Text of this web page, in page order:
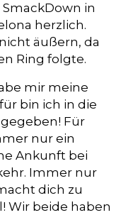
in
herzlich.
äußern, da
Ring folgte.
mir meine
bin ich in die
Für
nur ein
Ankunft bei
Immer nur
dich zu
Wir beide haben